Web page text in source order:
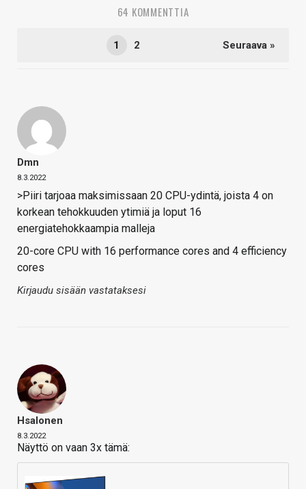
64 KOMMENTTIA
1 2 Seuraava »
Dmn
8.3.2022
>Piiri tarjoaa maksimissaan 20 CPU-ydintä, joista 4 on
korkean tehokkuuden ytimiä ja loput 16
energiatehokkaampia malleja
20-core CPU with 16 performance cores and 4 efficiency
cores
Kirjaudu sisään vastataksesi
Hsalonen
8.3.2022
Näyttö on vaan 3x tämä: